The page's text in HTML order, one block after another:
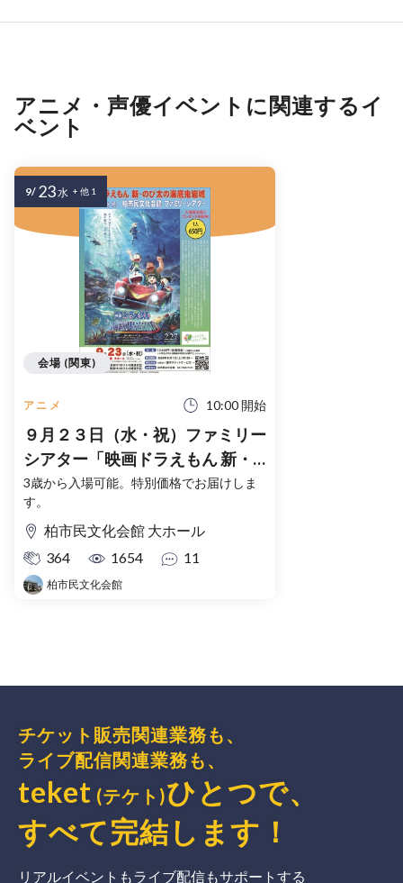
アニメ・声優イベントに関連するイ
ベント
アニメ 10:00 開始
９月２３日（水・祝）ファミリー
シアター「映画ドラえもん 新・
のび太の海底鬼岩城」
3歳から入場可能。特別価格でお届けしま
す。
柏市民文化会館 大ホール
364
1654 11
柏市民文化会館
会場 (関東)
9/ 23水 + 他 1
チケット販売関連業務も、
ライブ配信関連業務も、
teket (テケト)ひとつで、
すべて完結 します ！
リアルイベントもライブ配信もサポートする